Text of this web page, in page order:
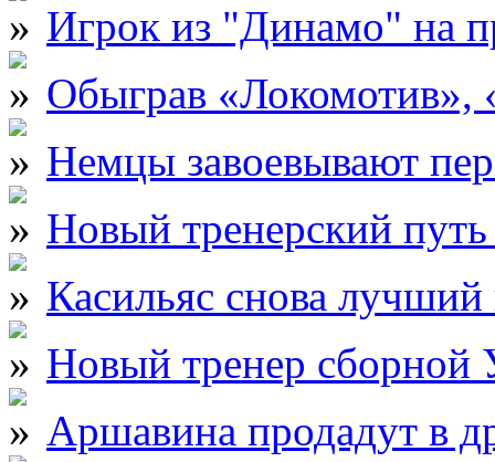
Игрок из "Динамо" на
Обыграв «Локомотив»,
Немцы завоевывают
Новый тренерский
Касильяс снова лучший
Новый тренер сборной
Аршавина продадут в